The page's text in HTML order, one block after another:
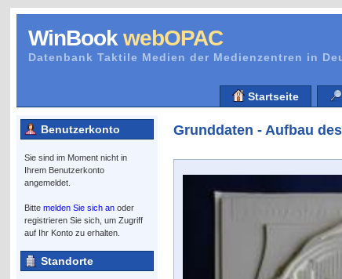
WinBook webOPAC
Datenbank Taktile Medien der Medienzentren in
Startseite
Benutzerkonto
Sie sind im Moment nicht in
Ihrem Benutzerkonto
angemeldet.
Bittemelden Sie sich an oder
registrieren Sie sich, um Zugriff
auf Ihr Konto zu erhalten.
Standorte
Grunddaten - Aufbau